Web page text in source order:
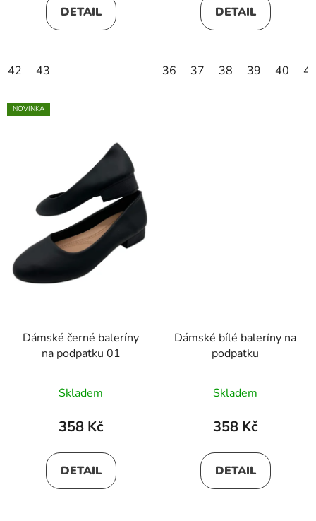
DETAIL
42 43
DETAIL
36 37 38 39 40
NOVINKA
Dámské černé baleríny
na podpatku 01
Skladem
358 Kč
DETAIL
Dámské bílé baleríny na
podpatku
Skladem
358 Kč
DETAIL